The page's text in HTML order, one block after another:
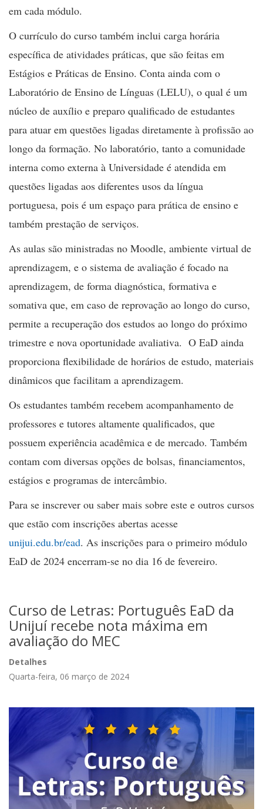
em cada módulo.
O currículo do curso também inclui carga horária
específica de atividades práticas, que são feitas em
Estágios e Práticas de Ensino. Conta ainda com o
Laboratório de Ensino de Línguas (LELU), o qual é um
núcleo de auxílio e preparo qualificado de estudantes
para atuar em questões ligadas diretamente à profissão ao
longo da formação. No laboratório, tanto a comunidade
interna como externa à Universidade é atendida em
questões ligadas aos diferentes usos da língua
portuguesa, pois é um espaço para prática de ensino e
também prestação de serviços.
As aulas são ministradas no Moodle, ambiente virtual de
aprendizagem, e o sistema de avaliação é focado na
aprendizagem, de forma diagnóstica, formativa e
somativa que, em caso de reprovação ao longo do curso,
permite a recuperação dos estudos ao longo do próximo
trimestre e nova oportunidade avaliativa. O EaD ainda
proporciona flexibilidade de horários de estudo, materiais
dinâmicos que facilitam a aprendizagem.
Os estudantes também recebem acompanhamento de
professores e tutores altamente qualificados, que
possuem experiência acadêmica e de mercado. Também
contam com diversas opções de bolsas, financiamentos,
estágios e programas de intercâmbio.
Para se inscrever ou saber mais sobre este e outros cursos
que estão com inscrições abertas acesse
unijui.edu.br/ead. As inscrições para o primeiro módulo
EaD de 2024 encerram-se no dia 16 de fevereiro.
Curso de Letras: Português EaD da
Unijuí recebe nota máxima em
avaliação do MEC
Detalhes
Quarta-feira, 06 março de 2024